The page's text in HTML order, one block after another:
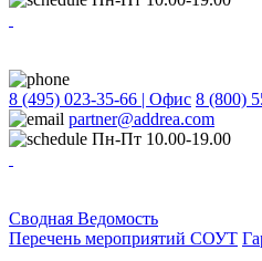
8 (495) 023-35-66 | Офис 8 (800)
partner@addrea.com
Пн-Пт 10.00-19.00
Сводная Ведомость
Перечень мероприятий СОУТ